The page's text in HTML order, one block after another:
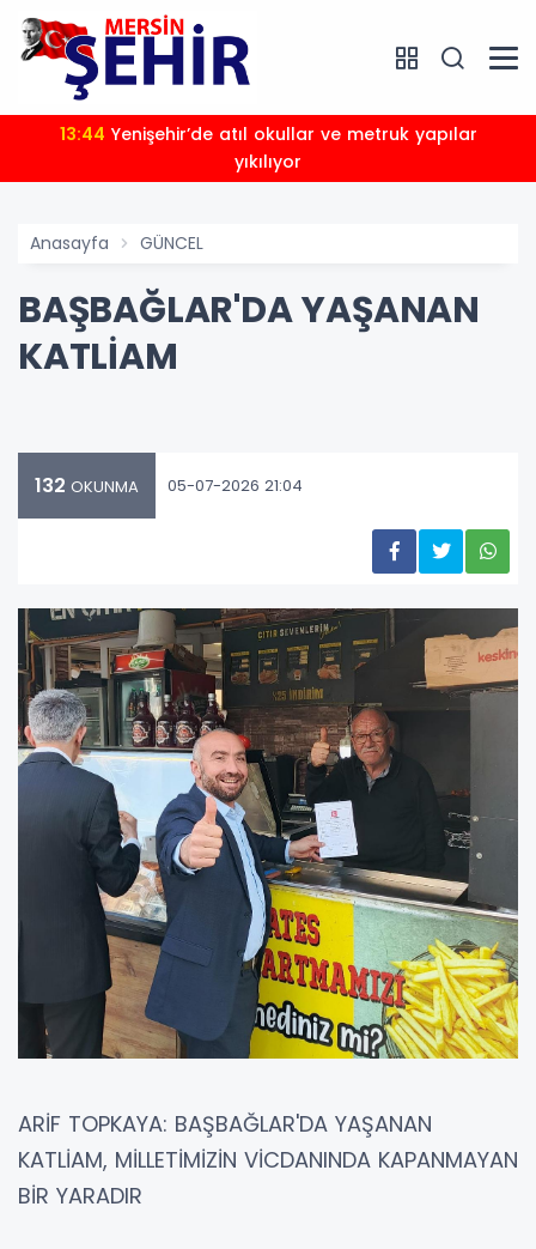
13:44
yıkılıyor
Anasayfa GÜNCEL
BAŞBAĞLAR'DA YAŞANAN
KATLİAM
132 OKUNMA 05-07-2026 21:04
ARİF TOPKAYA: BAŞBAĞLAR'DA YAŞANAN
KATLİAM, MİLLETİMİZİN VİCDANINDA KAPANMAYAN
BİR YARADIR